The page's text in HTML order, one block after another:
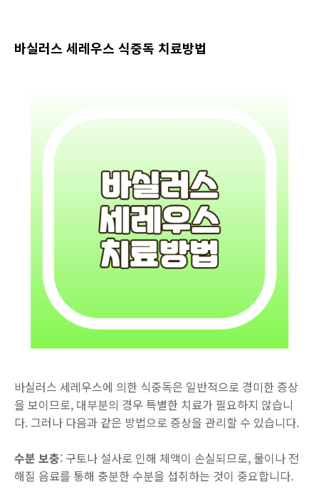
바실러스 세레우스 식중독 치료방법
바실러스 세레우스에 의한 식중독은 일반적으로 경미한 증상
을 보이므로, 대부분의 경우 특별한 치료가 필요하지 않습니
다. 그러나 다음과 같은 방법으로 증상을 관리할 수 있습니다.
수분 보충: 구토나 설사로 인해 체액이 손실되므로, 물이나 전
해질 음료를 통해 충분한 수분을 섭취하는 것이 중요합니다.